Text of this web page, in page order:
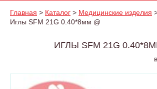
Главная > Каталог > Медицинские изделия
Иглы SFM 21G 0.40*8мм @
ИГЛЫ SFM 21G